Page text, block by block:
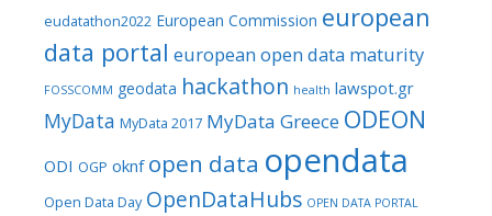
eudatathon2022 European Commission european
data portal european open data maturity
FOSSCOMM geodata hackathon health lawspot.gr
MyData MyData 2017 MyData Greece ODEON
ODI OGP oknf open data opendata
Open Data Day OpenDataHubs OPEN DATA PORTAL